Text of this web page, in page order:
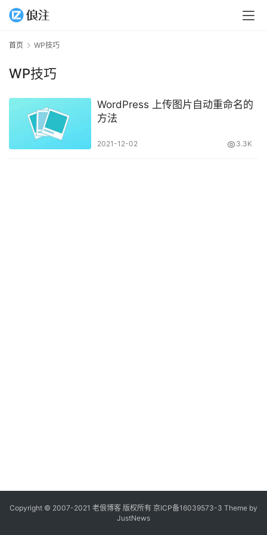
首页 WP技巧
WP技巧
WordPress 上传图片自动重命名的
方法
2021-12-02 3.3K
Copyright © 2007-2021 老俍博客 版权所有 京ICP备16039573-3 Theme by
JustNews